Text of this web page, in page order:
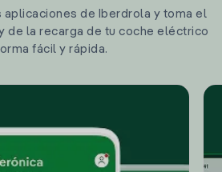
aplicaciones de Iberdrola y toma el
de la recarga de tu coche eléctrico
fácil y rápida.